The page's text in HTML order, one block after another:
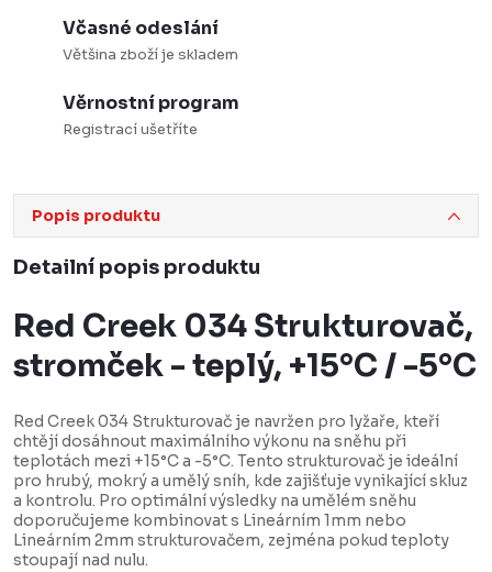
Včasné odeslání
Většina zboží je skladem
Věrnostní program
Registrací ušetříte
Popis produktu
Detailní popis produktu
Red Creek 034 Strukturovač,
stromček - teplý, +15°C / -5°C
Red Creek 034 Strukturovač je navržen pro lyžaře, kteří
chtějí dosáhnout maximálního výkonu na sněhu při
teplotách mezi +15°C a -5°C. Tento strukturovač je ideální
pro hrubý, mokrý a umělý sníh, kde zajišťuje vynikající skluz
a kontrolu. Pro optimální výsledky na umělém sněhu
doporučujeme kombinovat s Lineárním 1mm nebo
Lineárním 2mm strukturovačem, zejména pokud teploty
stoupají nad nulu.